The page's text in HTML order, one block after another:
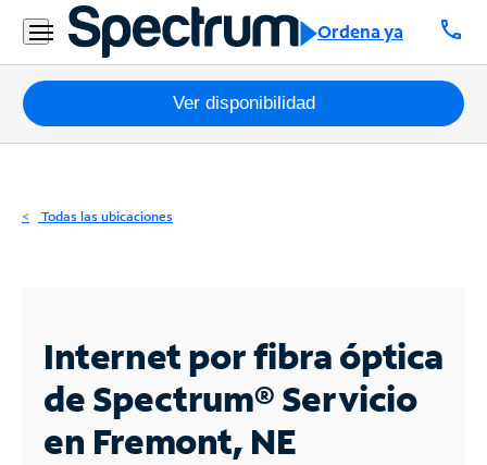
Ordena ya call
Residencial
Business
Paquetes
Internet
Business
Contáctanos
Ver disponibilidad
Todas las ubicaciones
Internet por fibra óptica
de Spectrum®Servicio
en Fremont, NE